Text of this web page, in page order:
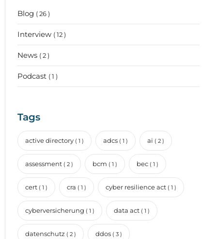
Blog ( 26 )
Interview ( 12 )
News ( 2 )
Podcast ( 1 )
Tags
active directory ( 1 ) adcs ( 1 ) ai ( 2 )
assessment ( 2 ) bcm ( 1 ) bec ( 1 )
cert ( 1 ) cra ( 1 ) cyber resilience act ( 1 )
cyberversicherung ( 1 ) data act ( 1 )
datenschutz ( 2 ) ddos ( 3 )